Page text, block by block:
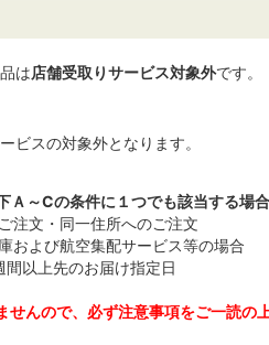
は店舗受取りサービス対象外です。
ビスの対象外となります。
～Cの条件に１つでも該当する場
注文・同一住所へのご注文
および航空集配サービス等の場合
以上先のお届け指定日
せんので、必ず注意事項をご一読の